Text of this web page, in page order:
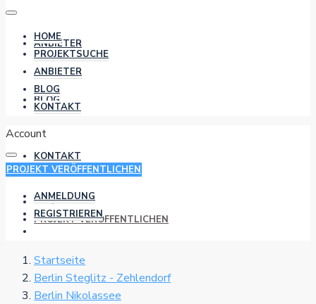
ANBIETER
BLOG
KONTAKT
PROJEKT VERÖFFENTLICHEN
HOME
PROJEKTSUCHE
ANBIETER
BLOG
KONTAKT
Account
PROJEKT VERÖFFENTLICHEN
ANMELDUNG
REGISTRIEREN
Startseite
Berlin Steglitz - Zehlendorf
Berlin Nikolassee